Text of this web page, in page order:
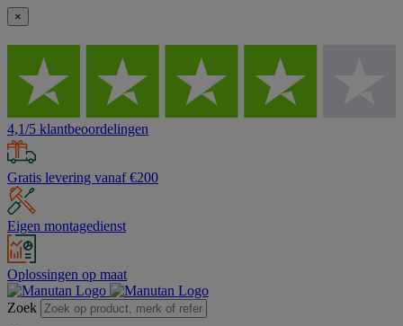
×
4,1/5 klantbeoordelingen
Gratis levering vanaf €200
Eigen montagedienst
Oplossingen op maat
Zoek